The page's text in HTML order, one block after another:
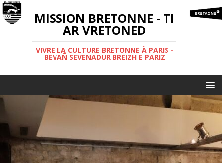
MISSION BRETONNE - TI
AR VRETONED
VIVRE LA CULTURE BRETONNE À PARIS -
BEVAÑ SEVENADUR BREIZH E PARIZ